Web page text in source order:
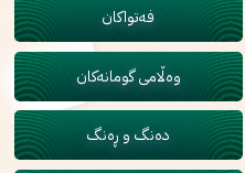
فەتواکان
وەڵامی گومانەکان
دەنگ و ڕەنگ